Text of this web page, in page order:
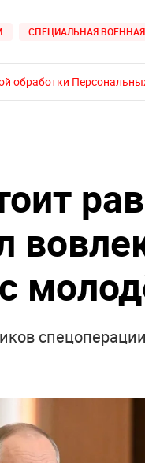
СПЕЦИАЛЬНАЯ
обработки